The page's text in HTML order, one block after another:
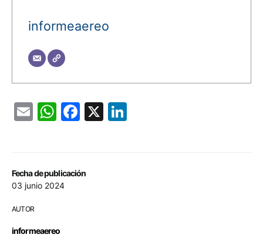
Fecha de publicación
03 junio 2024
AUTOR
informeaereo
informeaereo
EmailWhatsApp
Facebook
X